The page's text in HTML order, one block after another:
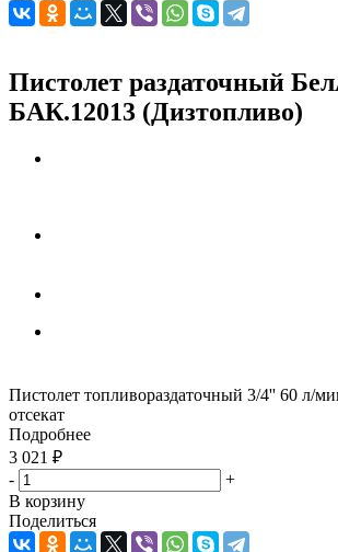
Пистолет раздаточный
БАК.12013 (Дизтопливо)
Пистолет топливораздаточный 3/4'' 60 л/
отсекат
Подробнее
3 021 ₽
-
+
В корзину
Поделиться